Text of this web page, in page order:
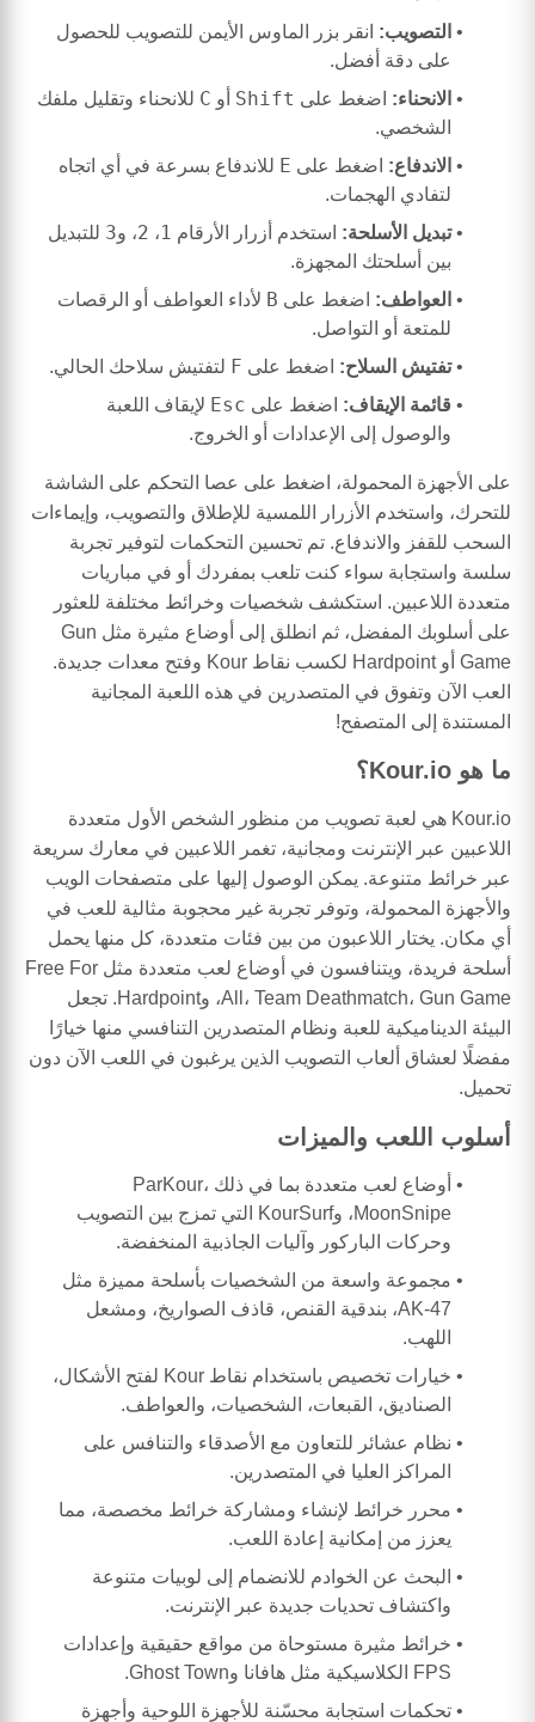
التصويب: انقر بزر الماوس الأيمن للتصويب للحصول
على دقة أفضل.
الانحناء: اضغط على Shift أو C للانحناء وتقليل ملفك
الشخصي.
الاندفاع: اضغط على E للاندفاع بسرعة في أي اتجاه
لتفادي الهجمات.
تبديل الأسلحة: استخدم أزرار الأرقام 1، 2، و3 للتبديل
بين أسلحتك المجهزة.
العواطف: اضغط على B لأداء العواطف أو الرقصات
للمتعة أو التواصل.
تفتيش السلاح: اضغط على F لتفتيش سلاحك الحالي.
قائمة الإيقاف: اضغط على Esc لإيقاف اللعبة
والوصول إلى الإعدادات أو الخروج.
على الأجهزة المحمولة، اضغط على عصا التحكم على الشاشة
للتحرك، واستخدم الأزرار اللمسية للإطلاق والتصويب، وإيماءات
السحب للقفز والاندفاع. تم تحسين التحكمات لتوفير تجربة
سلسة واستجابة سواء كنت تلعب بمفردك أو في مباريات
متعددة اللاعبين. استكشف شخصيات وخرائط مختلفة للعثور
على أسلوبك المفضل، ثم انطلق إلى أوضاع مثيرة مثل Gun
Game أو Hardpoint لكسب نقاط Kour وفتح معدات جديدة.
العب الآن وتفوق في المتصدرين في هذه اللعبة المجانية
المستندة إلى المتصفح!
ما هو Kour.io؟
Kour.io هي لعبة تصويب من منظور الشخص الأول متعددة
اللاعبين عبر الإنترنت ومجانية، تغمر اللاعبين في معارك سريعة
عبر خرائط متنوعة. يمكن الوصول إليها على متصفحات الويب
والأجهزة المحمولة، وتوفر تجربة غير محجوبة مثالية للعب في
أي مكان. يختار اللاعبون من بين فئات متعددة، كل منها يحمل
أسلحة فريدة، ويتنافسون في أوضاع لعب متعددة مثل Free For
All، Team Deathmatch، Gun Game، وHardpoint. تجعل
البيئة الديناميكية للعبة ونظام المتصدرين التنافسي منها خيارًا
مفضلًا لعشاق ألعاب التصويب الذين يرغبون في اللعب الآن دون
تحميل.
أسلوب اللعب والميزات
أوضاع لعب متعددة بما في ذلك ParKour،
MoonSnipe، وKourSurf التي تمزج بين التصويب
وحركات الباركور وآليات الجاذبية المنخفضة.
مجموعة واسعة من الشخصيات بأسلحة مميزة مثل
AK-47، بندقية القنص، قاذف الصواريخ، ومشعل
اللهب.
خيارات تخصيص باستخدام نقاط Kour لفتح الأشكال،
الصناديق، القبعات، الشخصيات، والعواطف.
نظام عشائر للتعاون مع الأصدقاء والتنافس على
المراكز العليا في المتصدرين.
محرر خرائط لإنشاء ومشاركة خرائط مخصصة، مما
يعزز من إمكانية إعادة اللعب.
البحث عن الخوادم للانضمام إلى لوبيات متنوعة
واكتشاف تحديات جديدة عبر الإنترنت.
خرائط مثيرة مستوحاة من مواقع حقيقية وإعدادات
FPS الكلاسيكية مثل هافانا وGhost Town.
تحكمات استجابة محسّنة للأجهزة اللوحية وأجهزة